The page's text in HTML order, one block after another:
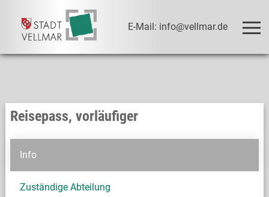
E-Mail: info@vellmar.de
Reisepass, vorläufiger
Info
Zuständige Abteilung